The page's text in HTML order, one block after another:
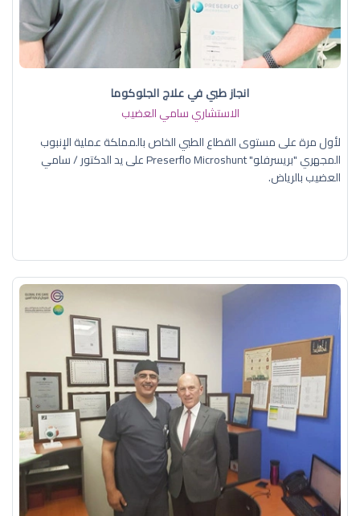
انجاز طبي في علاج الجلوكوما
الاستشاري سامي العضيب
لأول مرة على مستوى القطاع الطبي الخاص بالمملكة عملية الإنبوب
المجهري "بريسرفلو" Preserflo Microshunt على يد الدكتور / سامي
العضيب بالرياض.